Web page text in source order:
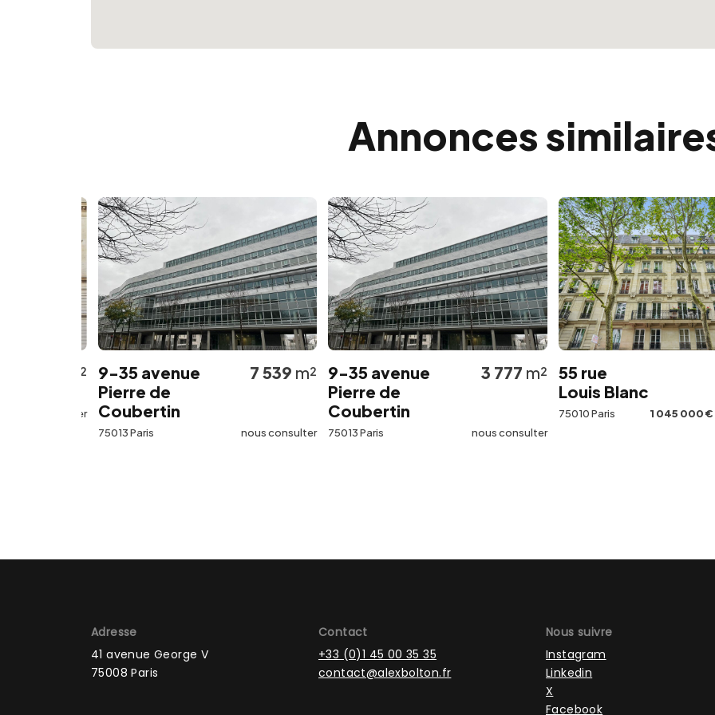
Annonces
9-35 avenue
Pierre de
Coubertin
75013 Paris
7 539 m²
nous consulter
9-35 avenue
Pierre de
Coubertin
75013 Paris
3 777 m²
nous consulter
55 rue
Louis Blanc
75010 Paris 1 045 000 € Net
Adresse
41 avenue George V
75008 Paris
Contact
+33 (0)1 45 00 35 35
contact@alexbolton.fr
Nous suivre
Instagram
Linkedin
X
Facebook